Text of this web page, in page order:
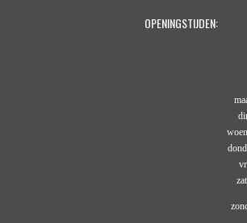
OPENINGSTIJDEN: